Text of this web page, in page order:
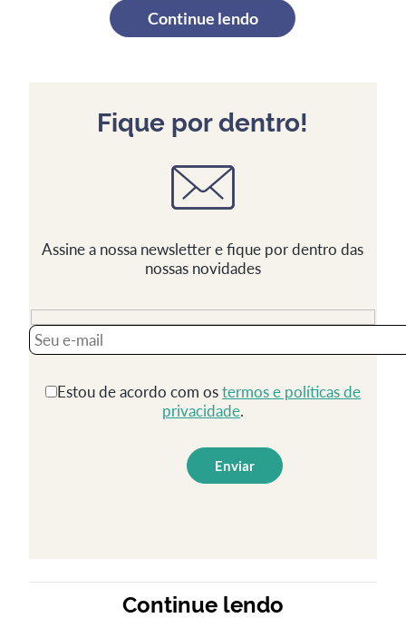
Continue lendo
Fique por dentro!
Assine a nossa newsletter e fique por dentro das
nossas novidades
Estou de acordo com ostermos e políticas de
privacidade.
Continue lendo